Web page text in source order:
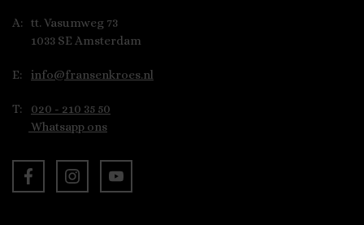
A:
tt. Vasumweg 73
1033 SE Amsterdam
E: info@fransenkroes.nl
T:
020 - 210 35 50
Whatsapp ons